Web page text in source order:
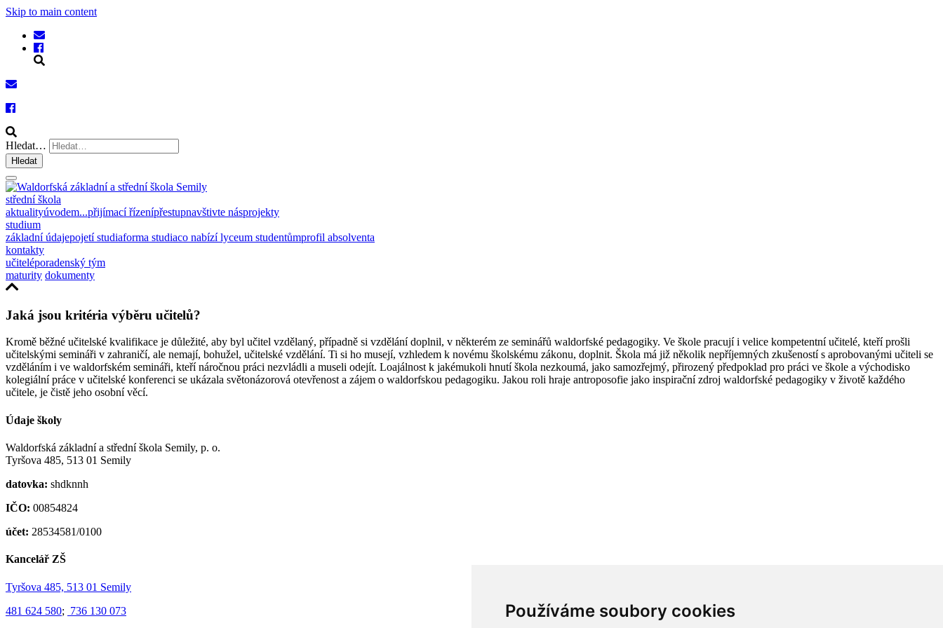
Používáme soubory cookies
Skip to main content
Hledat…
Hledat
střední škola
aktualityúvodem...přijímací řízenípřestupnavštivte násprojekty
studium
základní údajepojetí studiaforma studiaco nabízí lyceum studentůmprofil absolventa
kontakty
učiteléporadenský tým
maturity dokumenty
Jaká jsou kritéria výběru učitelů?
Kromě běžné učitelské kvalifikace je důležité, aby byl učitel vzdělaný, případně si vzdělání doplnil, v některém ze seminářů waldorfské pedagogiky. Ve škole pracují i velice kompetentní učitelé, kteří prošli
učitelskými semináři v zahraničí, ale nemají, bohužel, učitelské vzdělání. Ti si ho musejí, vzhledem k novému školskému zákonu, doplnit. Škola má již několik nepříjemných zkušeností s aprobovanými učiteli se
vzděláním i ve waldorfském semináři, kteří náročnou práci nezvládli a museli odejít. Loajálnost k jakémukoli hnutí škola nezkoumá, jako samozřejmý, přirozený předpoklad pro práci ve škole a východisko
kolegiální práce v učitelské konferenci se ukázala světonázorová otevřenost a zájem o waldorfskou pedagogiku. Jakou roli hraje antroposofie jako inspirační zdroj waldorfské pedagogiky v životě každého
učitele, je čistě jeho osobní věcí.
Údaje školy
Waldorfská základní a střední škola Semily, p. o.
Tyršova 485, 513 01 Semily
datovka: shdknnh
IČO: 00854824
účet: 28534581/0100
Kancelář ZŠ
Tyršova 485, 513 01 Semily
481 624 580; 736 130 073